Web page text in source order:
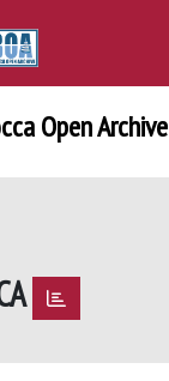
Open Archive